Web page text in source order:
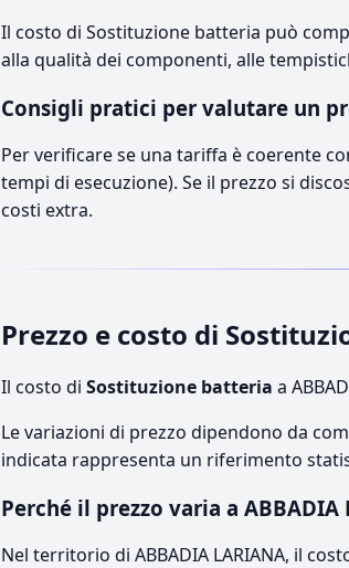
Il costo di Sostituzione batteria può
alla qualità dei componenti, alle
Consigli pratici per valutare un
Per verificare se una tariffa è coerente
tempi di esecuzione). Se il prezzo si
costi extra.
Prezzo e costo di
Il costo di Sostituzione batteria a
Le variazioni di prezzo dipendono da
indicata rappresenta un riferimento
Perché il prezzo varia a ABBADIA
Nel territorio di ABBADIA LARIANA, il